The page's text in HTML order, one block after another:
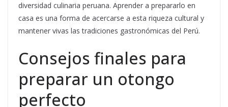
diversidad culinaria peruana. Aprender a prepararlo en
casa es una forma de acercarse a esta riqueza cultural y
mantener vivas las tradiciones gastronómicas del Perú.
Consejos finales para
preparar un otongo
perfecto